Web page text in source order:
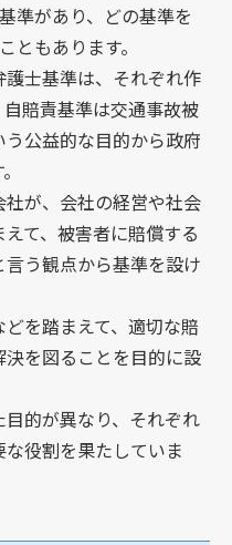
準があり、どの基準を
ともあります。
士基準は、それぞれ作
賠責基準は交通事故被
公益的な目的から政府
が、会社の経営や社会
て、被害者に賠償する
う観点から基準を設け
を踏まえて、適切な賠
を図ることを目的に設
的が異なり、それぞれ
役割を果たしていま